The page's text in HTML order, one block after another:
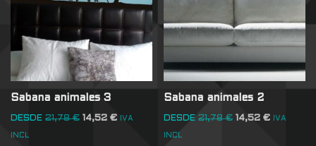
Sabana animales 3
DESDE 21,78€ 14,52 € IVA
INCL
Sabana animales 2
DESDE 21,78€ 14,52€ IVA
INCL